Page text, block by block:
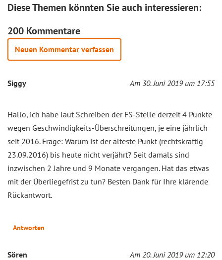
Diese Themen könnten Sie auch interessieren:
200 Kommentare
Neuen Kommentar verfassen
Siggy Am 30. Juni 2019 um 17:55
Hallo, ich habe laut Schreiben der FS-Stelle derzeit 4 Punkte
wegen Geschwindigkeits-Überschreitungen, je eine jährlich
seit 2016. Frage: Warum ist der älteste Punkt (rechtskräftig
23.09.2016) bis heute nicht verjährt? Seit damals sind
inzwischen 2 Jahre und 9 Monate vergangen. Hat das etwas
mit der Überliegefrist zu tun? Besten Dank für Ihre klärende
Rückantwort.
Antworten
Sören Am 20. Juni 2019 um 12:20